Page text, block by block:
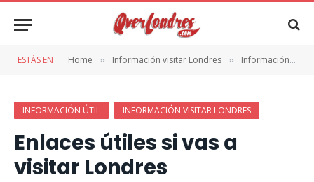
ESTÁS EN Home » Información visitar Londres » Información útil
INFORMACIÓN ÚTIL INFORMACIÓN VISITAR LONDRES
Enlaces útiles si vas a
visitar Londres